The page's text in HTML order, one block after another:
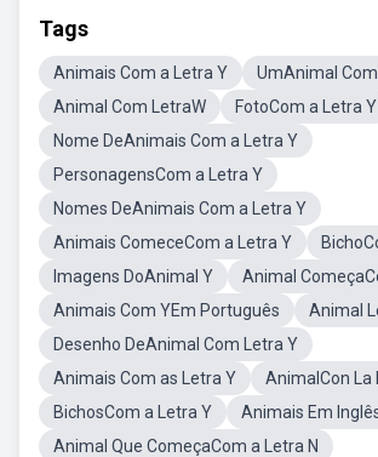
Tags
Animais Com a Letra Y
UmAnimal
Animal Com LetraW
FotoCom a Letra Y
Nome DeAnimais Com a Letra Y
PersonagensCom a Letra Y
Nomes DeAnimais Com a Letra Y
Animais ComeceCom a Letra Y
Imagens DoAnimal Y
Animal
Animais Com YEm Português
Animal
Desenho DeAnimal Com Letra Y
Animais Com as Letra Y
AnimalCon La
BichosCom a Letra Y
Animais Em
Animal Que ComeçaCom a Letra N